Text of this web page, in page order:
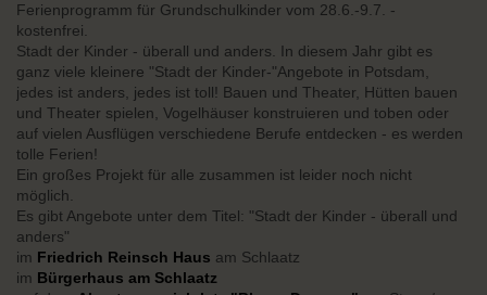
Ferienprogramm für Grundschulkinder vom 28.6.-9.7. -
kostenfrei.
Stadt der Kinder - überall und anders. In diesem Jahr gibt es
ganz viele kleinere "Stadt der Kinder-"Angebote in Potsdam,
jedes ist anders, jedes ist toll! Bauen und Theater, Hütten bauen
und Theater spielen, Vogelhäuser konstruieren und toben oder
auf vielen Ausflügen verschiedene Berufe entdecken - es werden
tolle Ferien!
Ein großes Projekt für alle zusammen ist leider noch nicht
möglich.
Es gibt Angebote unter dem Titel: "Stadt der Kinder - überall und
anders"
im Friedrich Reinsch Haus am Schlaatz
im Bürgerhaus am Schlaatz